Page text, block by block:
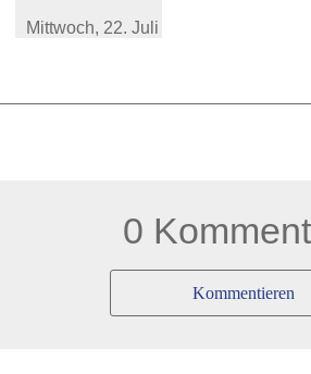
Mittwoch, 22. Juli 2026
0
Kommentieren